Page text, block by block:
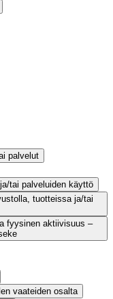
palvelut
tai palveluiden käyttö
tuotteissa ja/tai
fyysinen aktiivisuus –
vaateiden osalta